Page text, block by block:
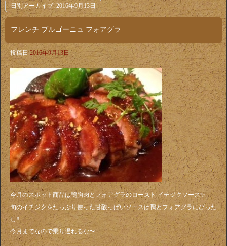
日別アーカイブ: 2016年9月13日
フレンチ ブルゴーニュ フォアグラ
投稿日 2016年9月13日
今月のスポット商品は鴨胸肉とフォアグラのロースト イチジクソース✨
旬のイチジクをたっぷり使った甘酸っぱいソースは鴨とフォアグラにぴった
し‼️
今月までなので乗り遅れるな〜